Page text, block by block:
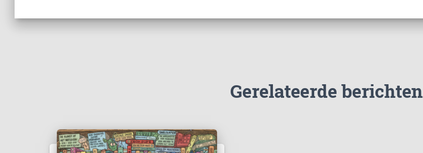
Gerelateerde berichten